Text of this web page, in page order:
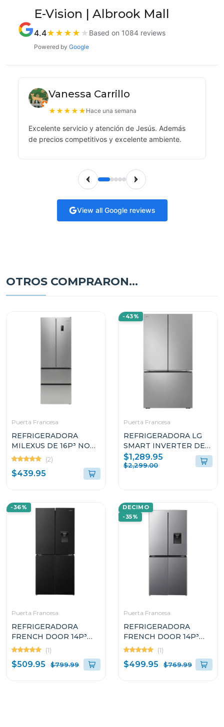
E-Vision | Albrook Mall
4.4★ ★ ★ ★ ★ Based on 1084 reviews
Powered by Google
Vanessa Carrillo
★★★★★ Hace una semana
Excelente servicio y atención de Jesús. Además
de precios competitivos y excelente ambiente.
View all Google reviews
OTROS COMPRARON...
Puerta Francesa
REFRIGERADORA
MILEXUS DE 16P³ NO
FROST MLRFD888SB
(2)
$439.95
-43%
Puerta Francesa
REFRIGERADORA LG
SMART INVERTER DE
32Pᶟ DE PUERTA
FRANCESA VF32BLRH
$1,289.95
$2,299.00
-36%
Puerta Francesa
REFRIGERADORA
FRENCH DOOR 14P³
INVERTER CON
DISPENSADOR DE
AGUA RQ3P431NMBA
(1)
$509.95 $799.99
DECIMO
-35%
Puerta Francesa
REFRIGERADORA
FRENCH DOOR 14P³
INVERTER CON
DISPENSADOR DE
AGUA RQ3P431NMD
(1)
$499.95 $769.99